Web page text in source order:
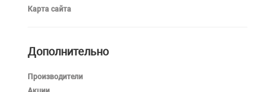
Карта сайта
Дополнительно
Производители